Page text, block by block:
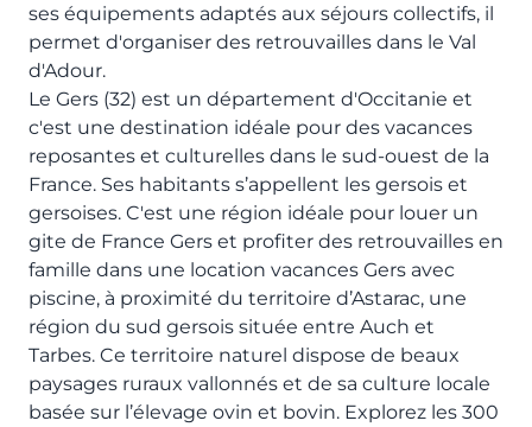
ses équipements adaptés aux séjours collectifs, il
permet d'organiser des retrouvailles dans le Val
d'Adour.
Le Gers (32) est un département d'Occitanie et
c'est une destination idéale pour des vacances
reposantes et culturelles dans le sud-ouest de la
France. Ses habitants s’appellent les gersois et
gersoises. C'est une région idéale pour louer un
gite de France Gers et profiter des retrouvailles en
famille dans une location vacances Gers avec
piscine, à proximité du territoire d’Astarac, une
région du sud gersois située entre Auch et
Tarbes. Ce territoire naturel dispose de beaux
paysages ruraux vallonnés et de sa culture locale
basée sur l’élevage ovin et bovin. Explorez les 300